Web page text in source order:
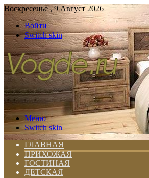
Воскресенье , 9 Август 2026
Войти
Switch skin
Меню
Switch skin
ГЛАВНАЯ
ПРИХОЖАЯ
ГОСТИНАЯ
ДЕТСКАЯ